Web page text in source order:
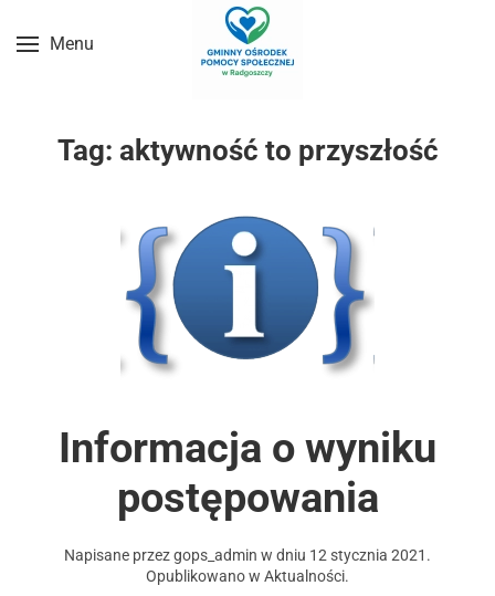
Przejdź do treści głównej
Menu
Tag: aktywność to przyszłość
Informacja o wyniku
postępowania
Napisane przezgops_admin w dniu 12 stycznia 2021 .
Opublikowano w Aktualności.